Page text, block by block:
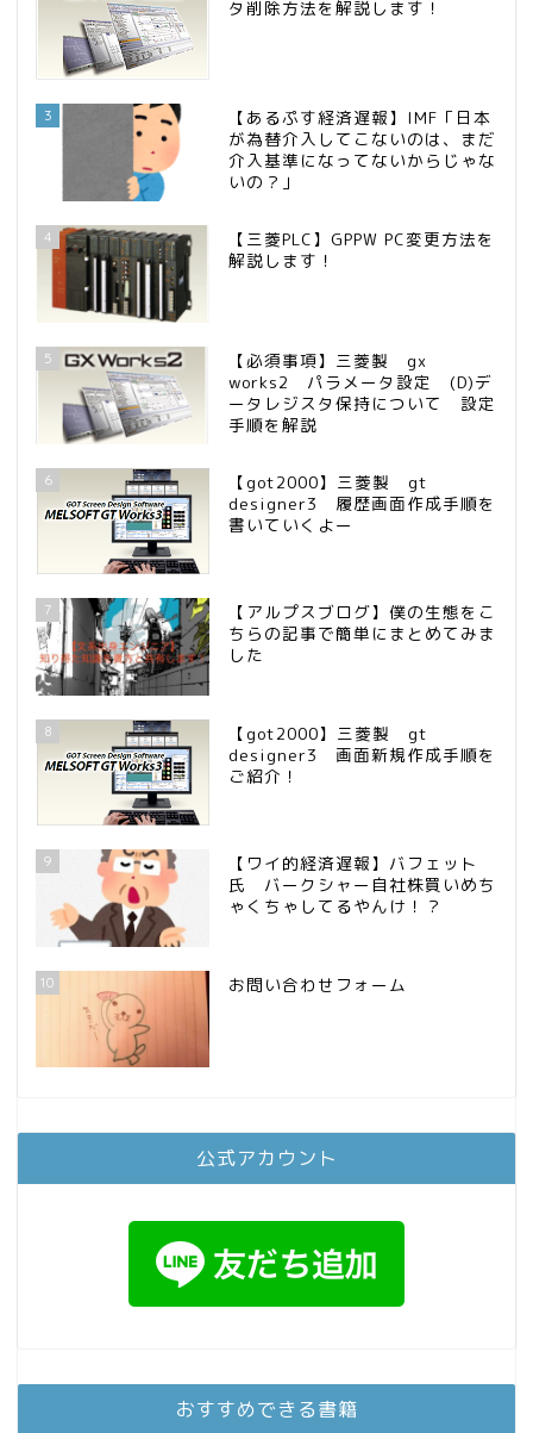
タ削除方法を解説します！
3
【あるぷす経済遅報】IMF「日本
が為替介入してこないのは、まだ
介入基準になってないからじゃな
いの？」
4
【三菱PLC】GPPW PC変更方法を
解説します！
5
【必須事項】三菱製 gx
works2 パラメータ設定 (D)デ
ータレジスタ保持について 設定
手順を解説
6
【got2000】三菱製 gt
designer3 履歴画面作成手順を
書いていくよー
7
【アルプスブログ】僕の生態をこ
ちらの記事で簡単にまとめてみま
した
8
【got2000】三菱製 gt
designer3 画面新規作成手順を
ご紹介！
9
【ワイ的経済遅報】バフェット
氏 バークシャー自社株買いめち
ゃくちゃしてるやんけ！？
10 お問い合わせフォーム
公式アカウント
おすすめできる書籍